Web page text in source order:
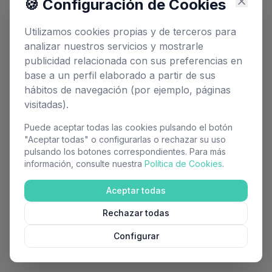
🍪 Configuración de Cookies
Utilizamos cookies propias y de terceros para
analizar nuestros servicios y mostrarle
publicidad relacionada con sus preferencias en
base a un perfil elaborado a partir de sus
hábitos de navegación (por ejemplo, páginas
visitadas).
Puede aceptar todas las cookies pulsando el botón
"Aceptar todas" o configurarlas o rechazar su uso
pulsando los botones correspondientes. Para más
información, consulte nuestra Política de Cookies.
Aceptar todas
Rechazar todas
Configurar
Oops! Page not found
Return to Home